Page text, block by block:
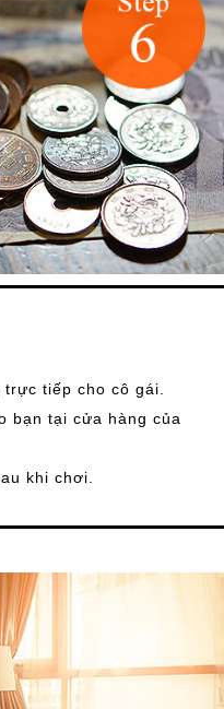
tiếp cho cô gái.
bạn tại cửa hàng của
khi chơi.